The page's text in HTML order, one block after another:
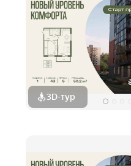
3D-тур